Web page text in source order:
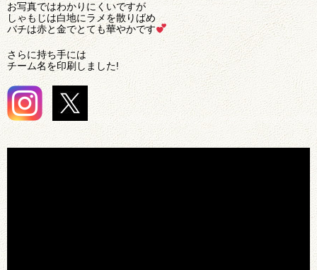
お写真ではわかりにくいですが
しゃもじは白地にラメを散りばめ
バチは赤と金でとても華やかです
さらに持ち手には
チーム名を印刷しました!